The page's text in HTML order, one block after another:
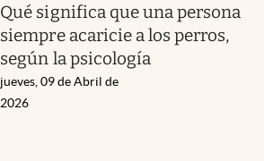
Qué significa que una persona
siempre acaricie a los perros,
según la psicología
jueves, 09 de Abril de
2026